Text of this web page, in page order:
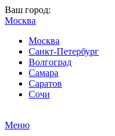
Ваш город:
Москва
Москва
Санкт-Петербург
Волгоград
Самара
Саратов
Сочи
Меню